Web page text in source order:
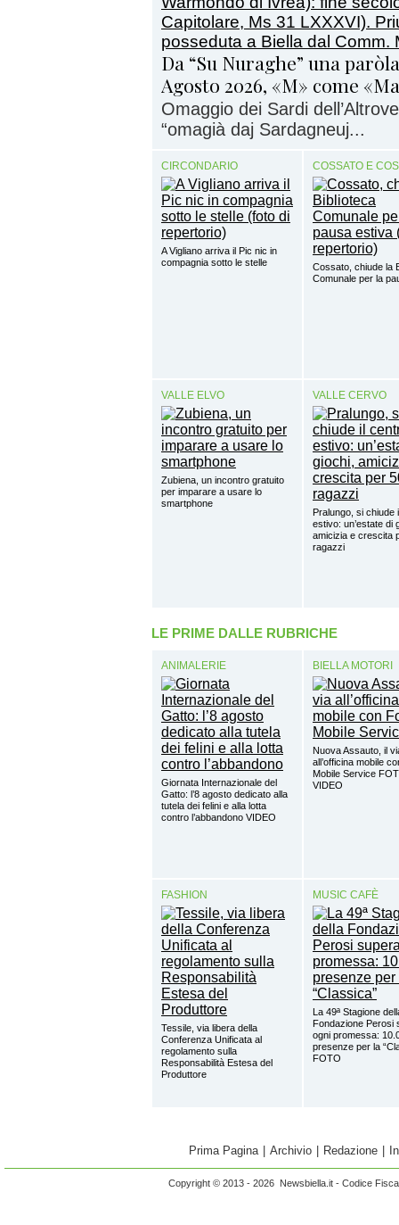
Da “Su Nuraghe” una
Agosto 2026, «M» come
Omaggio dei Sardi
“omagià daj Sardagneuj...
CIRCONDARIO
A Vigliano arriva il Pic nic in
compagnia sotto le stelle
COSSATO E
Cossato, chiude la
Comunale per la
VALLE ELVO
Zubiena, un incontro gratuito
per imparare a usare lo
smartphone
VALLE CERVO
Pralungo, si chiude
estivo: un’estate di
amicizia e crescita
ragazzi
LE PRIME DALLE RUBRICHE
ANIMALERIE
Giornata Internazionale del
Gatto: l’8 agosto dedicato alla
tutela dei felini e alla lotta
contro l’abbandono VIDEO
BIELLA MOTORI
Nuova Assauto, il
all’officina mobile
Mobile Service
VIDEO
FASHION
Tessile, via libera della
Conferenza Unificata al
regolamento sulla
Responsabilità Estesa del
Produttore
MUSIC CAFÈ
La 49ª Stagione
Fondazione Perosi
ogni promessa:
presenze per la
FOTO
Prima Pagina Archivio Redazione
Copyright © 2013 - 2026 Newsbiella.it - Codice